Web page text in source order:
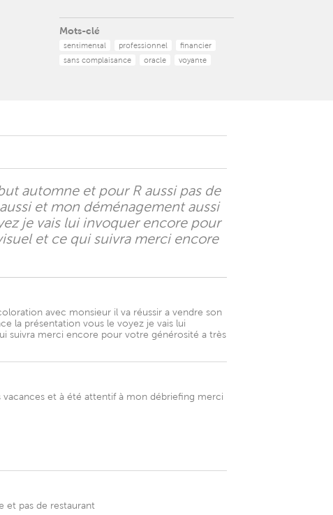
Mots-clé
sentimental professionnel
financier
sans complaisance
oracle voyante
automne et pour R aussi pas de
et mon déménagement aussi
je vais lui invoquer encore pour
et ce qui suivra merci encore
avec monsieur il va réussir a vendre son
la présentation vous le voyez je vais lui
suivra merci encore pour votre générosité a très
et à été attentif à mon débriefing merci
et pas de restaurant